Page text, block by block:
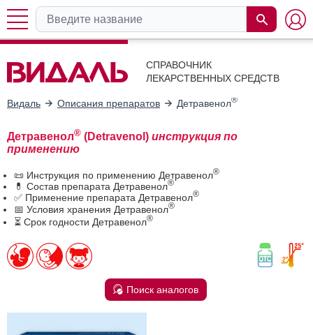
СПРАВОЧНИК
ЛЕКАРСТВЕННЫХ СРЕДСТВ
Видаль Описания препаратов Детравенол®
Детравенол® (Detravenol) инструкция по
применению
📜 Инструкция по применению Детравенол®
💊 Состав препарата Детравенол®
✅ Применение препарата Детравенол®
📅 Условия хранения Детравенол®
⏳ Срок годности Детравенол®
Поиск аналогов